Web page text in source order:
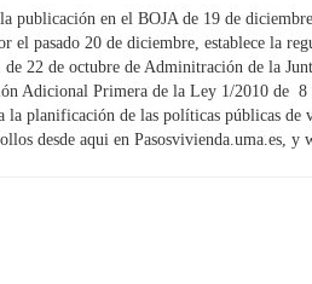
publicación en el BOJA de 19 de
el pasado 20 de diciembre, establece la
22 de octubre de Adminitración de la
Adicional Primera de la Ley 1/2010 de
la planificación de las políticas públicas
desde aqui en Pasosvivienda.uma.es, y